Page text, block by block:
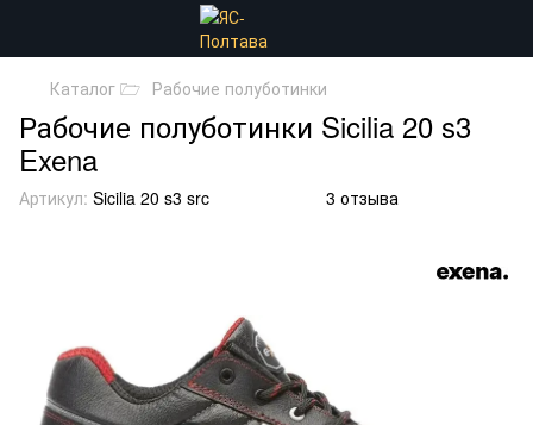
Каталог 🗁 Рабочие полуботинки
Рабочие полуботинки Sicilia 20 s3
Exena
Артикул: Sicilia 20 s3 src 3 отзыва